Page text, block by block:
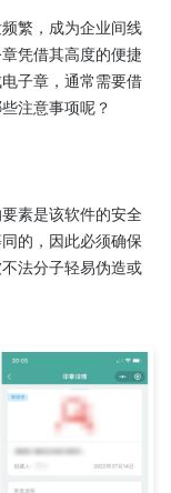
繁，成为企业间线
凭借其高度的便捷
子章，通常需要借
注意事项呢？
素是该软件的安全
的，因此必须确保
法分子轻易伪造或